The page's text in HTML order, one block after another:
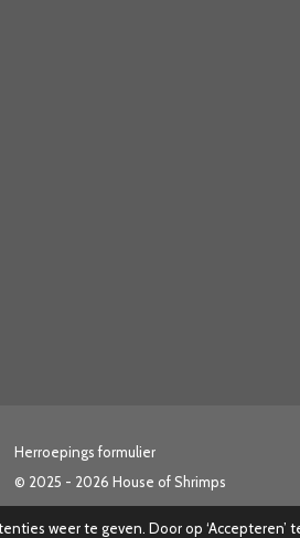
weer te geven. Door op ‘Accepteren’
Herroepings formulier
© 2025 - 2026 House of Shrimps